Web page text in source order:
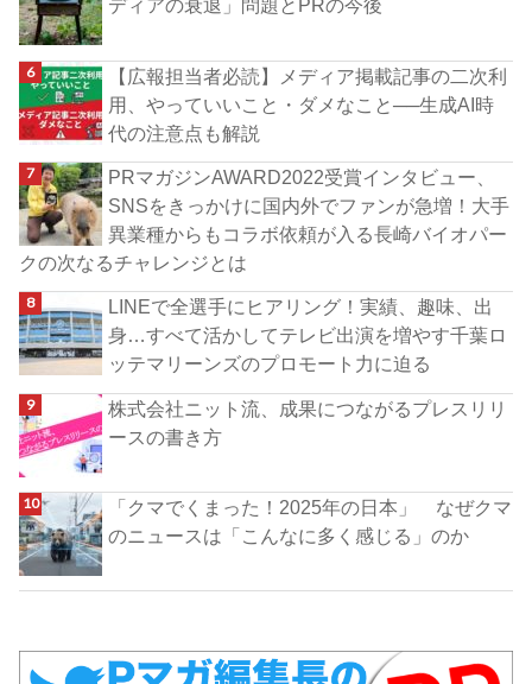
ディアの衰退」問題とPRの今後
【広報担当者必読】メディア掲載記事の二次利
用、やっていいこと・ダメなこと──生成AI時
代の注意点も解説
PRマガジンAWARD2022受賞インタビュー、
SNSをきっかけに国内外でファンが急増！大手
異業種からもコラボ依頼が入る長崎バイオパー
クの次なるチャレンジとは
LINEで全選手にヒアリング！実績、趣味、出
身…すべて活かしてテレビ出演を増やす千葉ロ
ッテマリーンズのプロモート力に迫る
株式会社ニット流、成果につながるプレスリリ
ースの書き方
「クマでくまった！2025年の日本」 なぜクマ
のニュースは「こんなに多く感じる」のか